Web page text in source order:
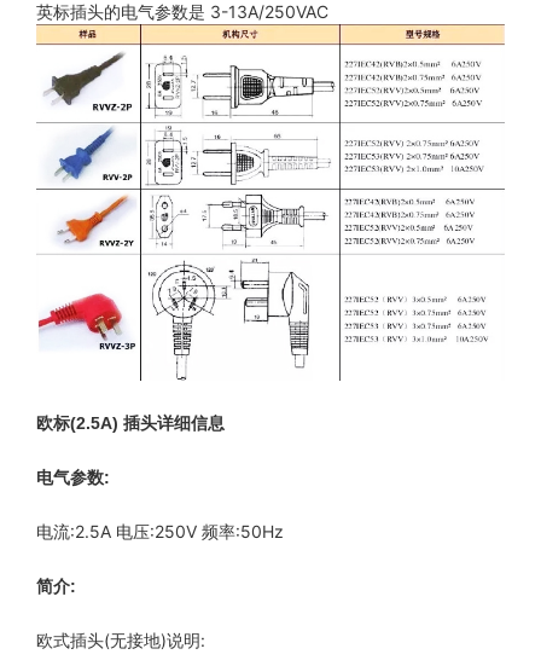
英标插头的电气参数是 3-13A/250VAC
欧标(2.5A) 插头详细信息
电气参数:
电流:2.5A 电压:250V 频率:50Hz
简介:
欧式插头(无接地)说明: